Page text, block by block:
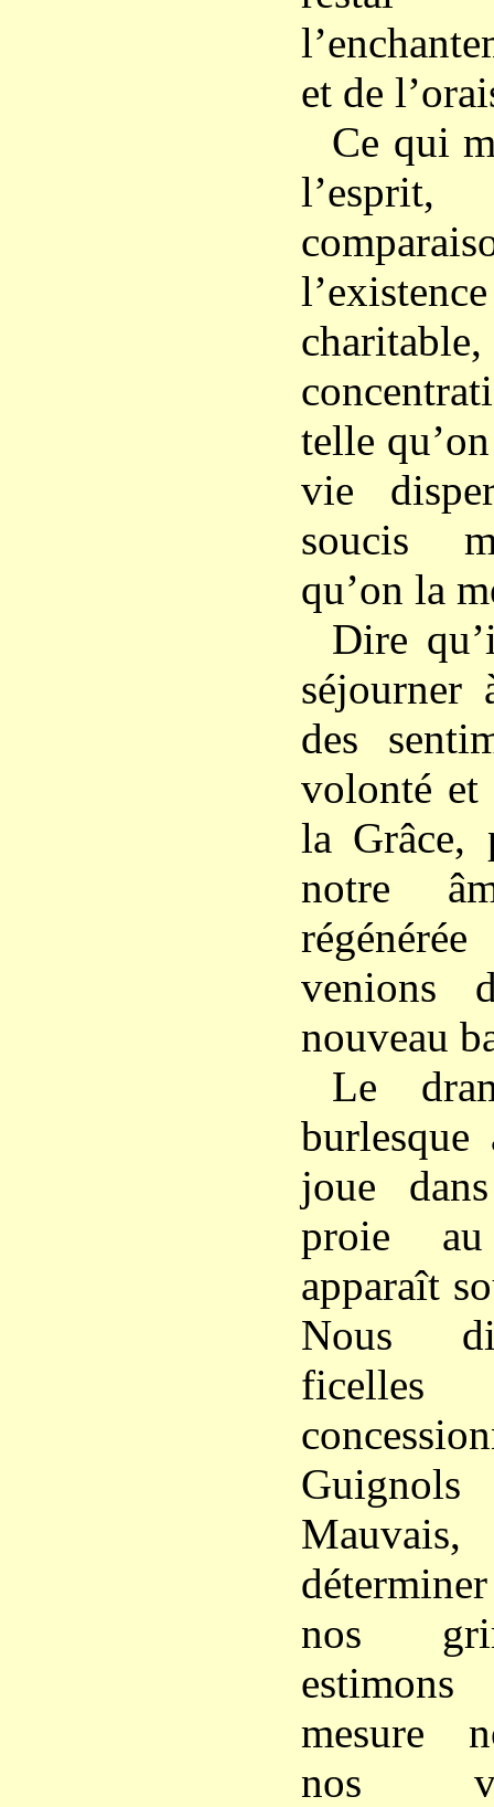
et de
Ce qui
telle
vie
soucis
qu’on la
Dire
séjourner
des
volonté et
la Grâce,
notre
venions
nouveau
Le
joue
proie
apparaît
Nous
nos
mesure
nos